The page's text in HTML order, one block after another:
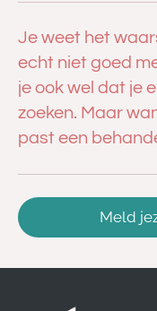
Je weet het
echt niet goed
je ook wel dat je
zoeken. Maar
past een
Meld